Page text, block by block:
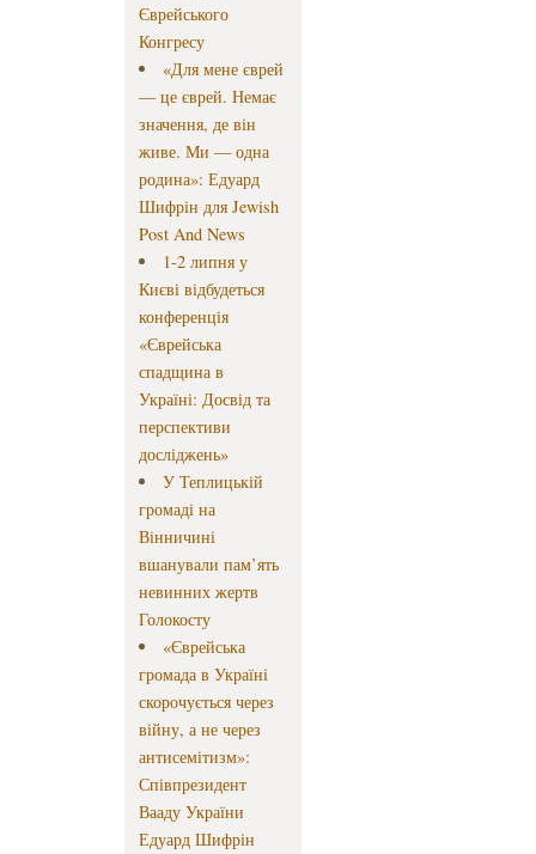
Єврейського
Конгресу
«Для мене єврей
— це єврей. Немає
значення, де він
живе. Ми — одна
родина»: Едуард
Шифрін для Jewish
Post And News
1-2 липня у
Києві відбудеться
конференція
«Єврейська
спадщина в
Україні: Досвід та
перспективи
досліджень»
У Теплицькій
громаді на
Вінничині
вшанували пам’ять
невинних жертв
Голокосту
«Єврейська
громада в Україні
скорочується через
війну, а не через
антисемітизм»:
Співпрезидент
Вааду України
Едуард Шифрін